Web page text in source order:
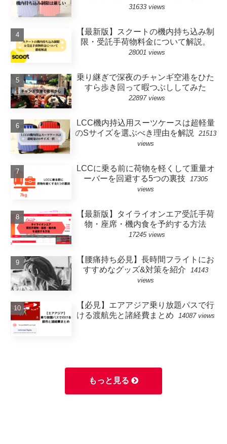
31633 views
【最新版】スクートの機内持ち込み制
限・受託手荷物料金について解説。
28001 views
乗り継ぎで深夜のチャンギ空港をひた
すら歩き回って暇つぶししてみた
22897 views
LCC機内持込用スーツケースは超軽量
のSサイズを選ぶべき理由を解説
21513
views
LCCに乗る前に荷物を軽くして重量オ
ーバーを回避する5つの裏技
17305
views
【最新版】タイライオンエア受託手荷
物・座席・機内食を予約する方法
17245 views
【腰痛持ち必見】長時間フライトにお
すすめなグッズ&対策を紹介
14143
views
【必見】エアアジア乗り放題パスで行
ける渡航先と諸経費まとめ
14087 views
もっと見る